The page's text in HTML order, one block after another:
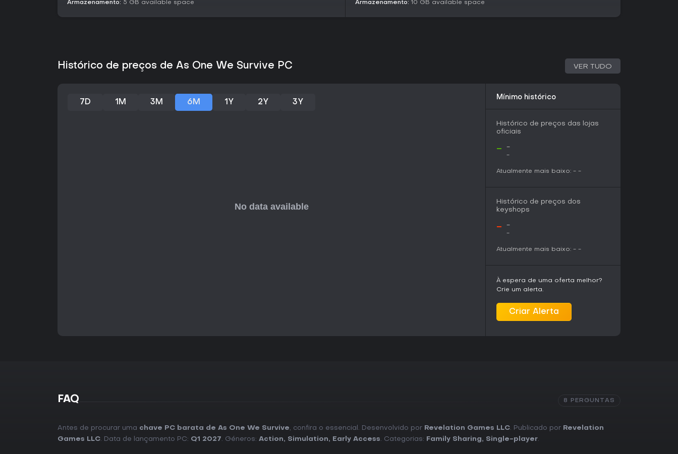
As One We Survivetraz dois modos distintos para diferentes estilos de jogo. O
onde você testa suas habilidades sozinho ou com um companheiro. Esse modo
prioriza a rejogabilidade, permitindo sessões longas de construção de base e
seguro que evolui com o tempo. Atualizações recentes de desenvolvimento,
como a Base Building Update, introduziram recursos centrais como a
O jogo está em pré-Early Access, com lançamento previsto para o Q2 2026, e os
equilibrar o jogo para o lançamento completo, esperado após 1-2 anos de
demonstra grande potencial com base em demos mostradas em vídeos,
valor do jogo depende do seu interesse em construir e gerenciar uma
Armazenamento: 5 GB available space
Armazenamento: 10 GB available space
Histórico de preços de As One We Survive PC VER TUDO
7D 1M 3M 6M 1Y 2Y 3Y
Mínimo histórico
Histórico de preços das lojas
oficiais
- -
-
Atualmente mais baixo: - -
Histórico de preços dos
keyshops
- -
-
Atualmente mais baixo: - -
À espera de uma oferta melhor?
Crie um alerta.
Criar Alerta
FAQ 8 PERGUNTAS
Antes de procurar uma chave PC barata de As One We Survive, confira o essencial. Desenvolvido por Revelation Games LLC. Publicado por Revelation
Games LLC. Data de lançamento PC: Q1 2027. Géneros: Action, Simulation, Early Access. Categorias: Family Sharing, Single-player.